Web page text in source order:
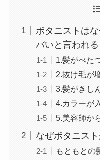
ボタニストは
バいと言われる
1.髪がべた
2.抜け毛が
3.髪がきし
4.カラーが
5.美容師か
なぜボタニス
もともとの